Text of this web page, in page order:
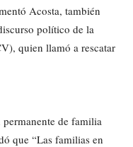
Acosta, también
político de la
quien llamó a rescatar
de familia
que “Las familias en